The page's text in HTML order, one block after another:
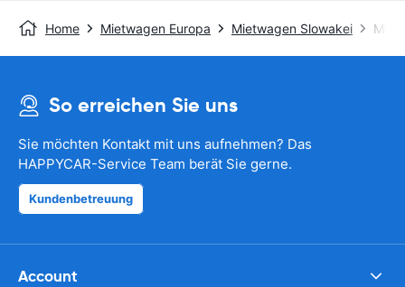
Home Mietwagen Europa Mietwagen Slowakei
So erreichen Sie uns
Sie möchten Kontakt mit uns aufnehmen? Das
HAPPYCAR-Service Team berät Sie gerne.
Kundenbetreuung
Account